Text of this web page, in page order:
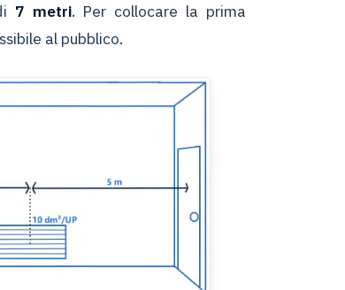
7 metri. Per collocare la prima
al pubblico.